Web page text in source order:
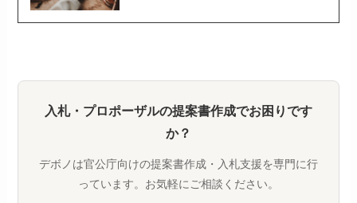
入札・プロポーザルの提案書作成でお困りです
か？
デボノは官公庁向けの提案書作成・入札支援を専門に行
っています。お気軽にご相談ください。